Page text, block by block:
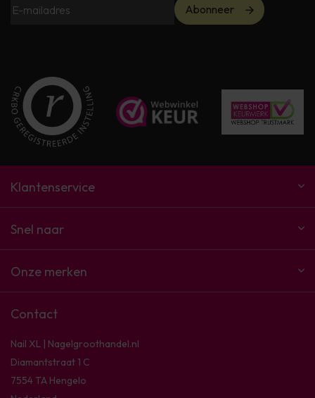
Abonneer
Klantenservice
Snel naar
Onze merken
Contact
Nail XL | Nagelgroothandel.nl
Diamantstraat 1 C
7554 TA Hengelo